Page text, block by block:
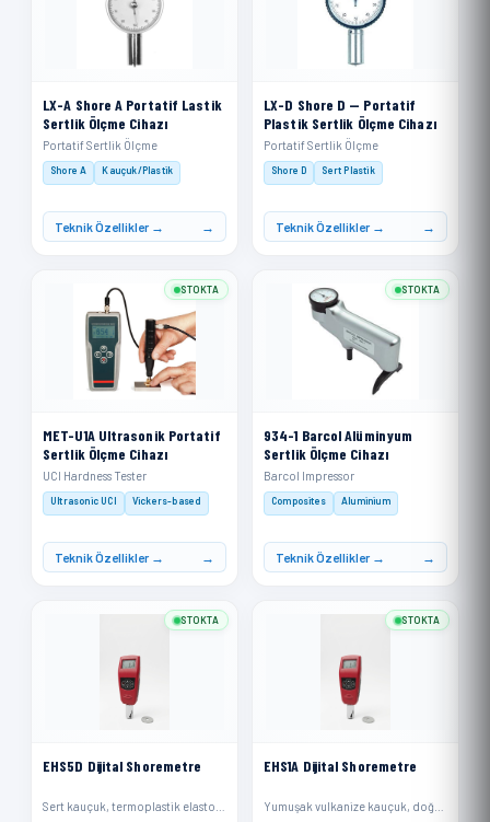
LX-A Shore A Portatif Lastik
Sertlik Ölçme Cihazı
Portatif Sertlik Ölçme
Shore A Kauçuk/Plastik
Teknik Özellikler →
LX-D Shore D — Portatif
Plastik Sertlik Ölçme Cihazı
Portatif Sertlik Ölçme
Shore D Sert Plastik
Teknik Özellikler →
MET-U1A Ultrasonik Portatif
Sertlik Ölçme Cihazı
UCI Hardness Tester
Ultrasonic UCI Vickers-based
Teknik Özellikler →
STOKTA
934-1 Barcol Alüminyum
Sertlik Ölçme Cihazı
Barcol Impressor
Composites Aluminium
Teknik Özellikler →
STOKTA
EHS5D Dijital Shoremetre
STOKTA
EHS1A Dijital Shoremetre
STOKTA